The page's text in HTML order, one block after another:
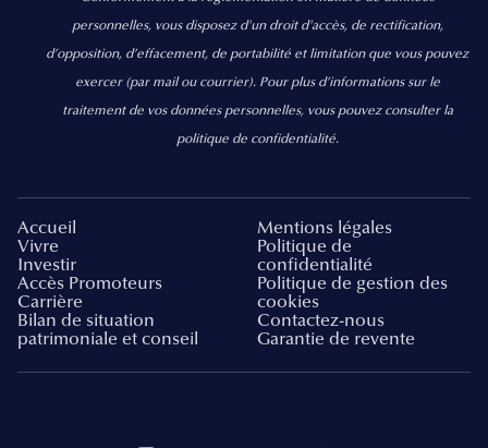
personnelles, vous disposez d'un droit d'accès, de rectification,
d’opposition, d’effacement, de portabilité et limitation que vous pouvez
exercer (par mail ou courrier). Pour plus d’informations sur le
traitement de vos données personnelles, vous pouvez consulter la
politique de confidentialité.
Accueil
Vivre
Investir
Accès Promoteurs
Carrière
Bilan de situation
patrimoniale et conseil
Mentions légales
Politique de
confidentialité
Politique de gestion des
cookies
Contactez-nous
Garantie de revente